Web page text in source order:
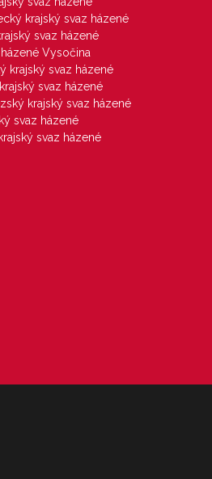
krajský svaz házené
svaz házené
Vysočina
krajský svaz házené
svaz házené
krajský svaz házené
svaz házené
svaz házené